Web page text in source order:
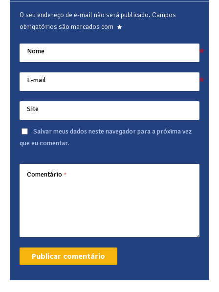
O seu endereço de e-mail não será publicado. Campos
obrigatórios são marcados com
Nome
E-mail
Site
Salvar meus dados neste navegador para a próxima vez
que eu comentar.
Comentário *